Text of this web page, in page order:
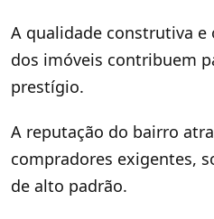
A qualidade construtiva e
dos imóveis contribuem
prestígio.
A reputação do bairro
compradores exigentes,
de alto padrão.